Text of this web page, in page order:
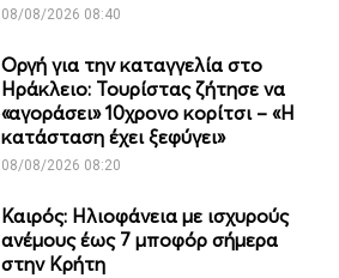
08/08/2026 08:40
Οργή για την καταγγελία στο
Ηράκλειο: Τουρίστας ζήτησε να
«αγοράσει» 10χρονο κορίτσι – «Η
κατάσταση έχει ξεφύγει»
08/08/2026 08:20
Καιρός: Ηλιοφάνεια με ισχυρούς
ανέμους έως 7 μποφόρ σήμερα
στην Κρήτη